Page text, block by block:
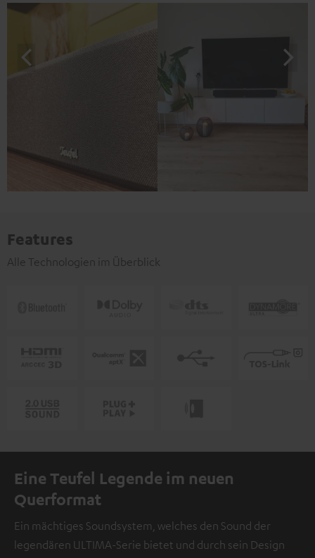
Features
Alle Technologien im Überblick
Eine Teufel Legende im neuen
Querformat
Ein mächtiges Soundsystem, welches den Sound der
legendären ULTIMA-Serie bietet und durch sein Design